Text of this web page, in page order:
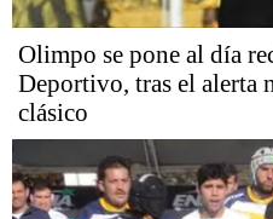
Olimpo se pone al día
Deportivo, tras el alerta
clásico